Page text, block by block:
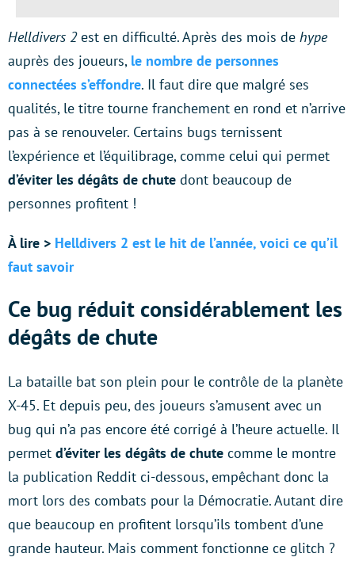
Helldivers 2est en difficulté. Après des mois de hype
auprès des joueurs, le nombre de personnes
connectées s’effondre. Il faut dire que malgré ses
qualités, le titre tourne franchement en rond et n’arrive
pas à se renouveler. Certains bugs ternissent
l’expérience et l’équilibrage, comme celui qui permet
d’éviter les dégâts de chute dont beaucoup de
personnes profitent !
À lire > Helldivers 2 est le hit de l’année, voici ce qu’il
faut savoir
Ce bug réduit considérablement les
dégâts de chute
La bataille bat son plein pour le contrôle de la planète
X-45. Et depuis peu, des joueurs s’amusent avec un
bug qui n’a pas encore été corrigé à l’heure actuelle. Il
permet d’éviter les dégâts de chute comme le montre
la publication Reddit ci-dessous, empêchant donc la
mort lors des combats pour la Démocratie. Autant dire
que beaucoup en profitent lorsqu’ils tombent d’une
grande hauteur. Mais comment fonctionne ce glitch ?